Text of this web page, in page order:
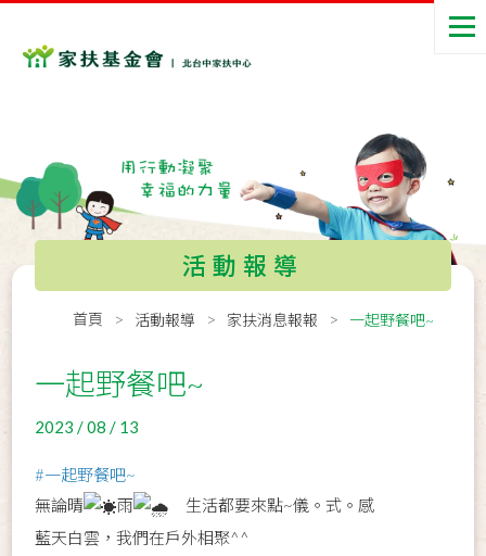
活動報導
首頁 活動報導 家扶消息報報 一起野餐吧~
一起野餐吧~
2023 / 08 / 13
#一起野餐吧~
無論晴
雨
生活都要來點~儀。式。感
藍天白雲，我們在戶外相聚^^